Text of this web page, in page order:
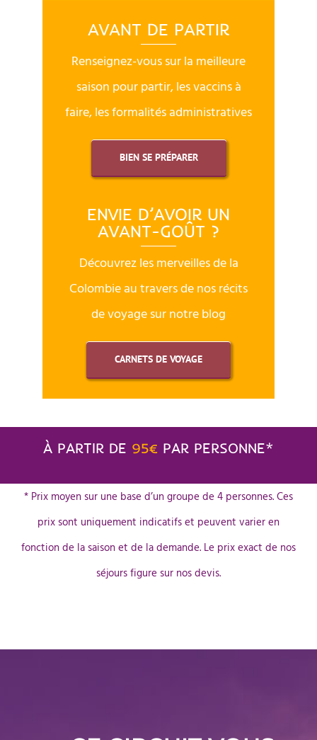
AVANT DE PARTIR
Renseignez-vous sur la meilleure
saison pour partir, les vaccins à
faire, les formalités administratives
BIEN SE PRÉPARER
ENVIE D’AVOIR UN
AVANT-GOÛT ?
Découvrez les merveilles de la
Colombie au travers de nos récits
de voyage sur notre blog
CARNETS DE VOYAGE
À PARTIR DE 95€ PAR PERSONNE*
* Prix moyen sur une base d’un groupe de 4 personnes. Ces
prix sont uniquement indicatifs et peuvent varier en
fonction de la saison et de la demande. Le prix exact de nos
séjours figure sur nos devis.